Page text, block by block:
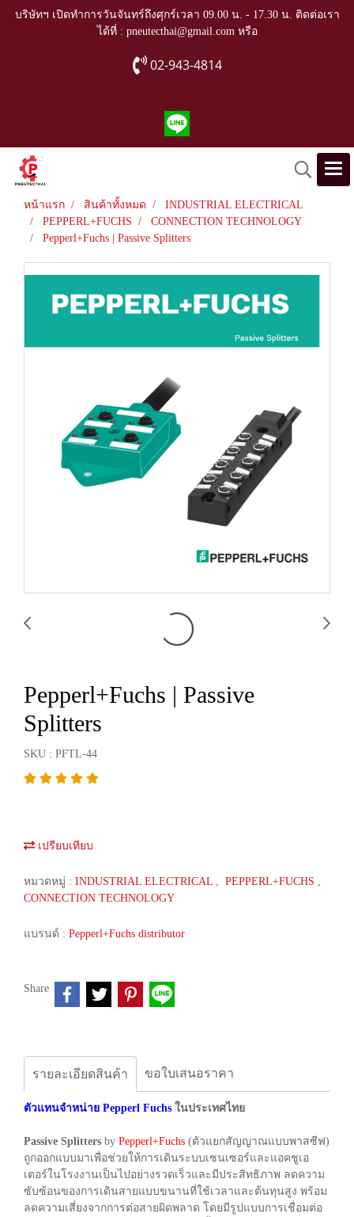
บริษัทฯ เปิดทำการวันจันทร์ถึงศุกร์เวลา 09.00 น. - 17.30 น. ติดต่อเรา
ได้ที่ : pneutecthai@gmail.com หรือ
02-943-4814
หน้าแรก สินค้าทั้งหมด
INDUSTRIAL ELECTRICAL
PEPPERL+FUCHS
CONNECTION TECHNOLOGY
Pepperl+Fuchs | Passive Splitters
Pepperl+Fuchs | Passive
Splitters
SKU : PFTL-44
เปรียบเทียบ
หมวดหมู่ : INDUSTRIAL ELECTRICAL , PEPPERL+FUCHS ,
CONNECTION TECHNOLOGY
แบรนด์ : Pepperl+Fuchs distributor
Share
รายละเอียดสินค้า ขอใบเสนอราคา
ตัวแทนจำหน่าย Pepperl Fuchs ในประเทศไทย
Passive Splitters by Pepperl+Fuchs (ตัวแยกสัญญาณแบบพาสซีฟ)
ถูกออกแบบมาเพื่อช่วยให้การเดินระบบเซนเซอร์และแอคชูเอ
เตอร์ในโรงงานเป็นไปอย่างรวดเร็วและมีประสิทธิภาพ ลดความ
ซับซ้อนของการเดินสายแบบขนานที่ใช้เวลาและต้นทุนสูง พร้อม
ลดความเสี่ยงจากการต่อสายผิดพลาด โดยมีรูปแบบการเชื่อมต่อ